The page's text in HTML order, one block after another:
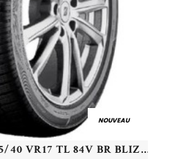
NOUVEAU
BRIDGESTONE - 205/40 VR17 TL 84V BR BLIZZAK 6 XL - 2054017 - CBB